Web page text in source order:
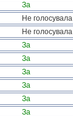
За
Не голосувала
Не голосувала
За
За
За
За
За
За